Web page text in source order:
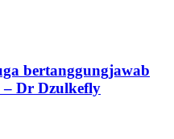
bertanggungjawab
– Dr Dzulkefly